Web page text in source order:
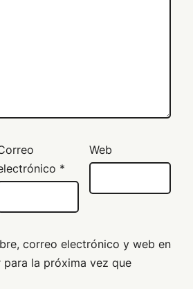
*
Web
correo electrónico y web en
para la próxima vez que